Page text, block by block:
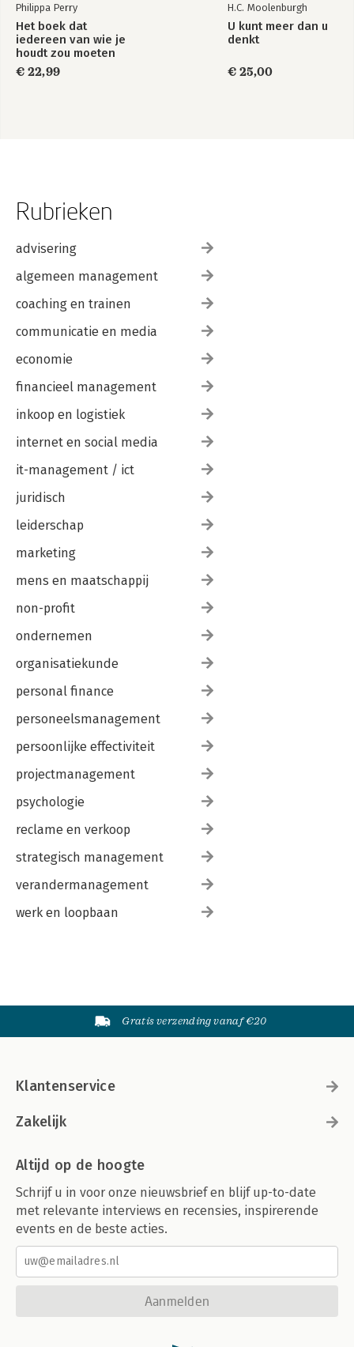
Philippa Perry
Het boek dat
iedereen van wie je
houdt zou moeten
lezen
€ 22,99
H.C. Moolenburgh
U kunt meer dan u
denkt
€ 25,00
Rubrieken
advisering
algemeen management
coaching en trainen
communicatie en media
economie
financieel management
inkoop en logistiek
internet en social media
it-management / ict
juridisch
leiderschap
marketing
mens en maatschappij
non-profit
ondernemen
organisatiekunde
personal finance
personeelsmanagement
persoonlijke effectiviteit
projectmanagement
psychologie
reclame en verkoop
strategisch management
verandermanagement
werk en loopbaan
Gratis verzending vanaf €20
Klantenservice
Zakelijk
Altijd op de hoogte
Schrijf u in voor onze nieuwsbrief en blijf up-to-date
met relevante interviews en recensies, inspirerende
events en de beste acties.
Aanmelden